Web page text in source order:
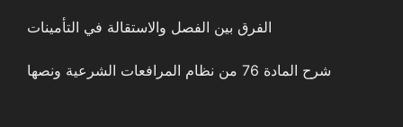
شرح المادة 76 من نظام المرافعات الشرعية ونصها